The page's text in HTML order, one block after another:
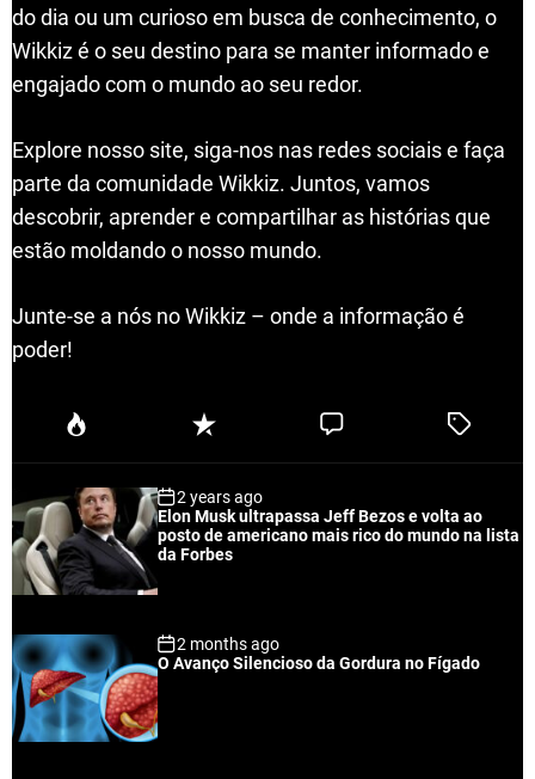
do dia ou um curioso em busca de conhecimento, o
Wikkiz é o seu destino para se manter informado e
engajado com o mundo ao seu redor.
Explore nosso site, siga-nos nas redes sociais e faça
parte da comunidade Wikkiz. Juntos, vamos
descobrir, aprender e compartilhar as histórias que
estão moldando o nosso mundo.
Junte-se a nós no Wikkiz – onde a informação é
poder!
P
u
a
r
R
e
n
t
C
e
T
e
2 years ago
Elon Musk ultrapassa Jeff Bezos e volta ao
posto de americano mais rico do mundo na lista
da Forbes
2 months ago
O Avanço Silencioso da Gordura no Fígado